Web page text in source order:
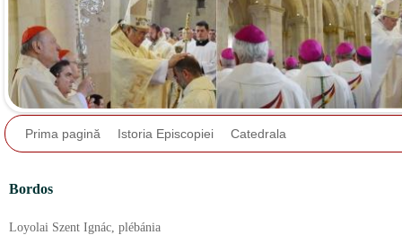
Prima pagină Istoria Episcopiei Catedrala
Bordos
Loyolai Szent Ignác, plébánia